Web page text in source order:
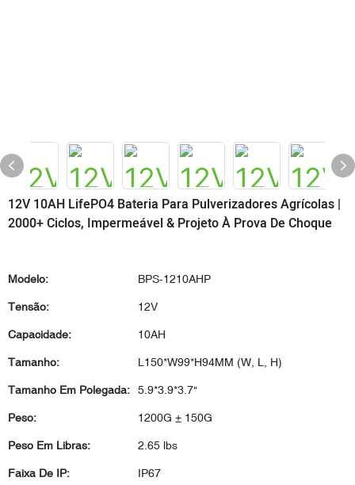
12V 10AH LifePO4 Bateria Para Pulverizadores Agrícolas |
2000+ Ciclos, Impermeável & Projeto À Prova De Choque
Modelo: BPS-1210AHP
Tensão: 12V
Capacidade: 10AH
Tamanho: L150*W99*H94MM (W, L, H)
Tamanho Em Polegada: 5.9*3.9*3.7"
Peso: 1200G ± 150G
Peso Em Libras: 2.65 lbs
Faixa De IP: IP67